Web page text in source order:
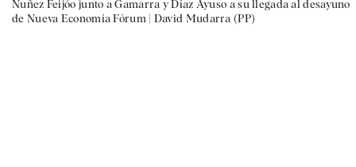
Nuñez Feijóo junto a Gamarra y Díaz Ayuso a su llegada al desayuno
de Nueva Economía Fórum | David Mudarra (PP)